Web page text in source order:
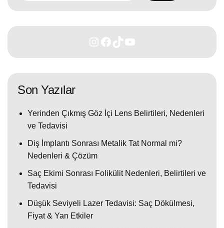
Son Yazılar
Yerinden Çıkmış Göz İçi Lens Belirtileri, Nedenleri
ve Tedavisi
Diş İmplantı Sonrası Metalik Tat Normal mi?
Nedenleri & Çözüm
Saç Ekimi Sonrası Folikülit Nedenleri, Belirtileri ve
Tedavisi
Düşük Seviyeli Lazer Tedavisi: Saç Dökülmesi,
Fiyat & Yan Etkiler